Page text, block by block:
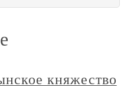
княжество